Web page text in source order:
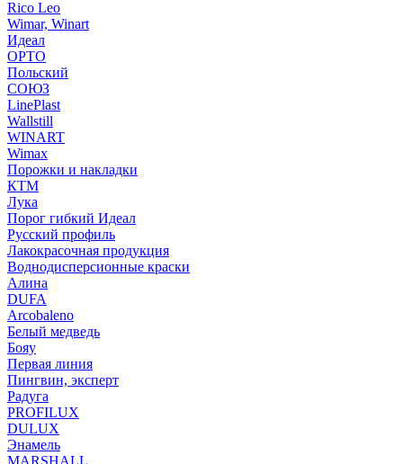
Rico Leo
Wimar, Winart
Идеал
ОРТО
Польский
СОЮЗ
LinePlast
Wallstill
WINART
Wimax
Порожки и накладки
КТМ
Лука
Порог гибкий Идеал
Русский профиль
Лакокрасочная продукция
Воднодисперсионные краски
Алина
DUFA
Arcobaleno
Белый медведь
Бояу
Первая линия
Пингвин, эксперт
Радуга
PROFILUX
DULUX
Энамель
MARSHALL